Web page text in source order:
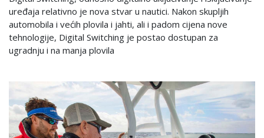
uređaja relativno je nova stvar u nautici. Nakon skupljih
automobila i većih plovila i jahti, ali i padom cijena nove
tehnologije, Digital Switching je postao dostupan za
ugradnju i na manja plovila